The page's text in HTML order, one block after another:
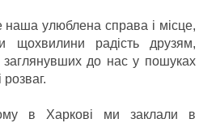
улюблена справа і місце,
щохвилини радість друзям,
до нас у пошуках
розваг.
в Харкові ми заклали в